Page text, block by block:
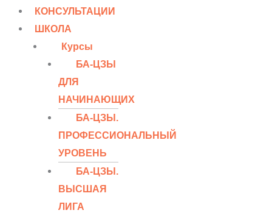
КОНСУЛЬТАЦИИ
ШКОЛА
Курсы
БА-ЦЗЫ
ДЛЯ
НАЧИНАЮЩИХ
БА-ЦЗЫ.
ПРОФЕССИОНАЛЬНЫЙ
УРОВЕНЬ
БА-ЦЗЫ.
ВЫСШАЯ
ЛИГА